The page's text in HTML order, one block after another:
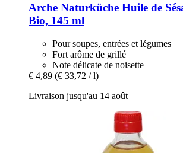
Arche Naturküche Huile de
Bio, 145 ml
Pour soupes, entrées et légumes
Fort arôme de grillé
Note délicate de noisette
€ 4,89 (€ 33,72 / l)
Livraison jusqu'au 14 août